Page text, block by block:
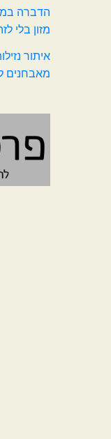
הדברה
מזון בלי
איתור
מאבחנים